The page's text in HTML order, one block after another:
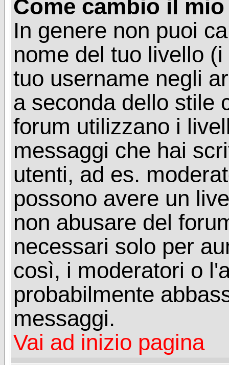
Come cambio il
In genere non puoi
nome del tuo livello
tuo username negli
a seconda dello stile
forum utilizzano i
messaggi che hai
utenti, ad es.
possono avere un
non abusare del
necessari solo per
così, i moderatori o
probabilmente
messaggi.
Vai ad inizio pagina